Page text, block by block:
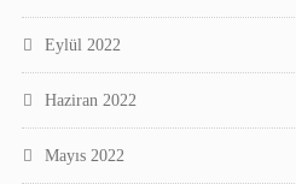
Eylül 2022
Haziran 2022
Mayıs 2022